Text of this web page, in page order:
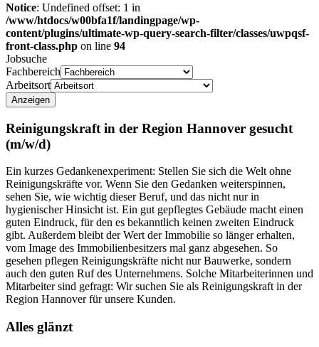
Notice: Undefined offset: 1 in
/www/htdocs/w00bfa1f/landingpage/wp-
content/plugins/ultimate-wp-query-search-filter/classes/uwpqsf-
front-class.php on line 94
Jobsuche
Fachbereich
Arbeitsort
Reinigungskraft in der Region Hannover gesucht
(m/w/d)
Ein kurzes Gedankenexperiment: Stellen Sie sich die Welt ohne
Reinigungskräfte vor. Wenn Sie den Gedanken weiterspinnen,
sehen Sie, wie wichtig dieser Beruf, und das nicht nur in
hygienischer Hinsicht ist. Ein gut gepflegtes Gebäude macht einen
guten Eindruck, für den es bekanntlich keinen zweiten Eindruck
gibt. Außerdem bleibt der Wert der Immobilie so länger erhalten,
vom Image des Immobilienbesitzers mal ganz abgesehen. So
gesehen pflegen Reinigungskräfte nicht nur Bauwerke, sondern
auch den guten Ruf des Unternehmens. Solche Mitarbeiterinnen und
Mitarbeiter sind gefragt: Wir suchen Sie als Reinigungskraft in der
Region Hannoverfür unsere Kunden.
Alles glänzt